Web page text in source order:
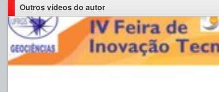
Outros vídeos do autor